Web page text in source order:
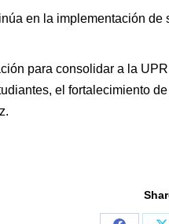
en la implementación
para consolidar a la
el fortalecimiento